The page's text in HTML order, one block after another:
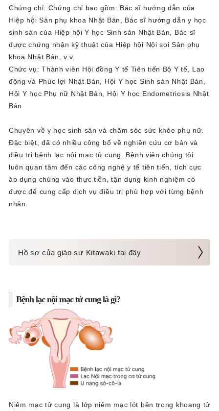
Chứng chỉ: Chứng chỉ bao gồm: Bác sĩ hướng dẫn của
Hiệp hội Sản phụ khoa Nhật Bản, Bác sĩ hướng dẫn y học
sinh sản của Hiệp hội Y học Sinh sản Nhật Bản, Bác sĩ
được chứng nhận kỹ thuật của Hiệp hội Nội soi Sản phụ
khoa Nhật Bản, v.v.
Chức vụ: Thành viên Hội đồng Y tế Tiên tiến Bộ Y tế, Lao
động và Phúc lợi Nhật Bản, Hội Y học Sinh sản Nhật Bản,
Hội Y học Phụ nữ Nhật Bản, Hội Y học Endometriosis Nhật
Bản
Chuyên về y học sinh sản và chăm sóc sức khỏe phụ nữ.
Đặc biệt, đã có nhiều công bố về nghiên cứu cơ bản và
điều trị bệnh lạc nội mạc tử cung. Bệnh viện chúng tôi
luôn quan tâm đến các công nghệ y tế tiên tiến, tích cực
áp dụng chúng vào thực tiễn, tận dụng kinh nghiệm có
được để cung cấp dịch vụ điều trị phù hợp với từng bệnh
nhân.
Hồ sơ của giáo sư Kitawaki tại đây
Bệnh lạc nội mạc tử cung là gì?
Niêm mạc tử cung là lớp niêm mạc lót bên trong khoang tử